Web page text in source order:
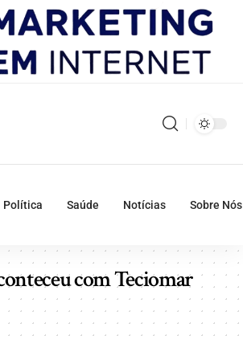
Política Saúde Notícias Sobre Nós
com Teciomar